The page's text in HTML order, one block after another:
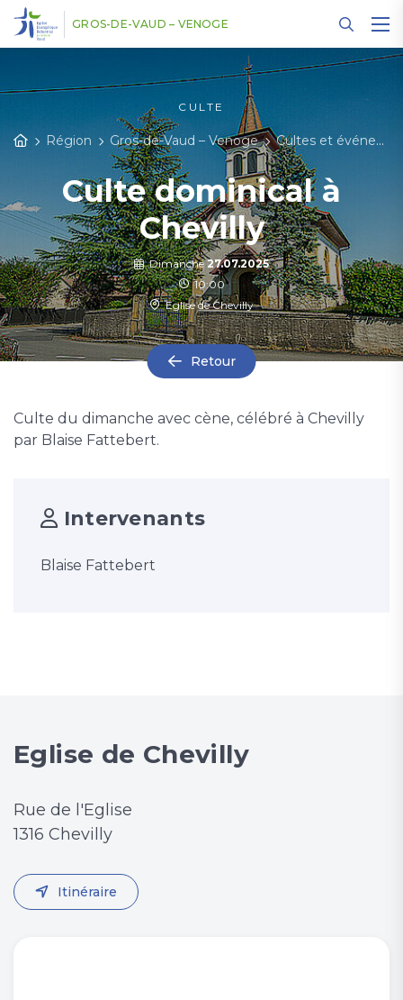
GROS-DE-VAUD – VENOGE
CULTE
Région Gros-de-Vaud – Venoge Cultes et événements
Culte dominical à
Chevilly
Dimanche27.07.2025
10:00
Eglise de Chevilly
Retour
Culte du dimanche avec cène, célébré à Chevilly
par Blaise Fattebert.
Intervenants
Blaise Fattebert
Eglise de Chevilly
Rue de l'Eglise
1316 Chevilly
Itinéraire
Panneau de gestion des cookies